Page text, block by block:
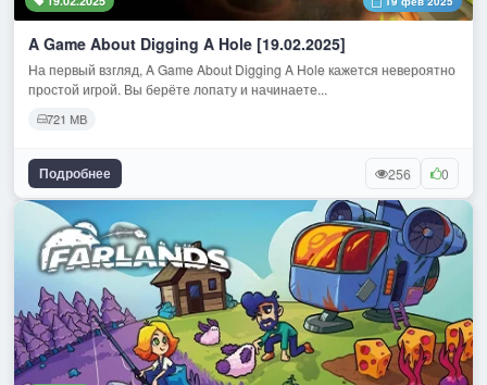
A Game About Digging A Hole [19.02.2025]
На первый взгляд, A Game About Digging A Hole кажется невероятно
простой игрой. Вы берёте лопату и начинаете...
721 МВ
Подробнее 256 0